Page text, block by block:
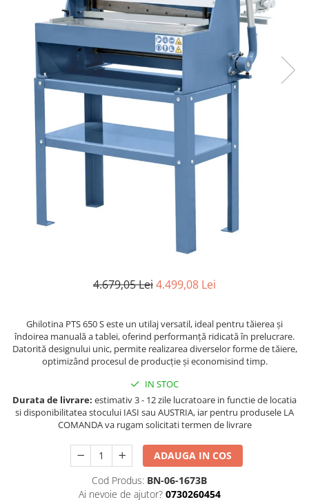
Strunguri pentru metal
Strunguri CNC
Strunguri cu cutie de viteze
Strunguri cu surub de ghidare
Strunguri de precizie
Strunguri metal cu freza
Strunguri universale
Strunguri universale cu afisaj
Strunguri universale cu viteza
Masini de gaurit
Masini de gaurit - Vario - cu masa
Masini de gaurit cu coloana
de actionare
Masini de gaurit cu coloana si
curea de distributie
Masini de gaurit cu masa
Masini de gaurit cu stand si
coloana
Masini de gaurit radiale
Masini de gaurit cu freza
Masini de frezat universale
Centre de prelucrare verticale CNC
4.679,05 Lei4.499,08 Lei
Ghilotina PTS 650 S este un utilaj versatil, ideal pentru tăierea și
îndoirea manuală a tablei, oferind performanță ridicată în prelucrare.
Datorită designului unic, permite realizarea diverselor forme de tăiere,
optimizând procesul de producție și economisind timp.
IN STOC
Durata de livrare: estimativ 3 - 12 zile lucratoare in functie de locatia
si disponibilitatea stocului IASI sau AUSTRIA, iar pentru produsele LA
COMANDA va rugam solicitati termen de livrare
ADAUGA IN COS
Cod Produs: BN-06-1673B
Ai nevoie de ajutor? 0730260454